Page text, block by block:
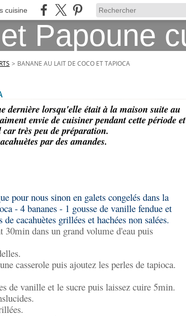
cuisine
> BANANE AU LAIT DE COCO ET TAPIOCA
dernière lorsqu'elle était à la maison suite au
envie de cuisiner pendant cette période et
très peu de préparation.
par des amandes.
pour nous sinon en galets congelés dans la
- 4 bananes - 1 gousse de vanille fendue et
cacahuètes grillées et hachées non salées.
30min dans un grand volume d'eau puis
casserole puis ajoutez les perles de tapioca.
de vanille et le sucre puis laissez cuire 5min.